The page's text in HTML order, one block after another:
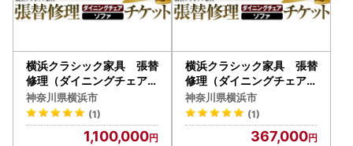
横浜クラシック家具 張替
修理（ダイニングチェア・
ソファ）チケット＜ダニエ
ル＞【300,000円分】 A
BL0016
神奈川県横浜市
(1)
1,100,000
横浜クラシック家具 張替
修理（ダイニングチェア・
ソファ）チケット＜ダニエ
ル＞【100,000円分】 AB
L0013
神奈川県横浜市
(1)
367,000